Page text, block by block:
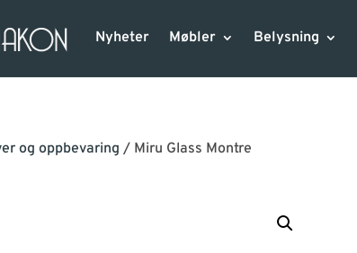
Nyheter Møbler Belysning
og oppbevaring / Miru Glass Montre